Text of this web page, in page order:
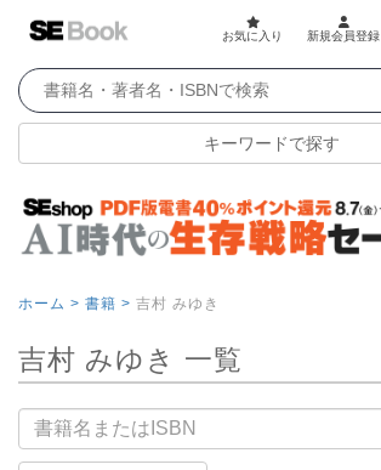
お気に入り 新規会員登録
キーワードで探す
ホーム > 書籍 > 吉村 みゆき
吉村 みゆき 一覧
書籍名